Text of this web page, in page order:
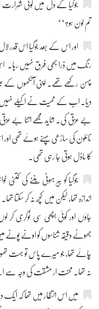
جوگیا کے دل میں کوئی شرارت
تم لون ہو؟‘‘
اور اس کے بعد جوگیا اس قدر
رنگ میں ذرا بھی فرق نہیں
پہن رکھے تھے۔ اپنی آنکھوں کے
دیا۔ اب کے ممیت نے اکیلے نہیں،
بے عزتی کی۔ شاید مجھے اتنا بے عزتی
نائلون کی ساڑھی پہنے ہوئے تھی اور
کا ماڈل ہوتی جا رہی تھی۔
جوگیا کو بیر بہوٹی بننے کی
اندازہ تھا، لیکن میں کچھ نہ کر
جاؤں اور کوئی اچھی سی نوکری کر
جھوٹے دقیقہ شناسوں کو اونے
چائے تھا، جو میرے پاس تو بہت
نہ تھا۔ محنت ار مشقت کی وجہ سے
میں اس انتظار میں تھا کہ ایک